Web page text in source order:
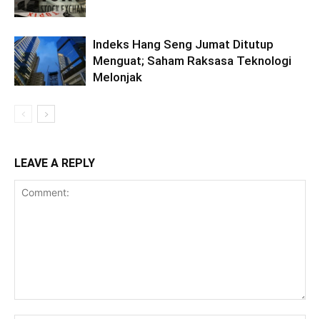
Indeks Hang Seng Jumat Ditutup
Menguat; Saham Raksasa Teknologi
Melonjak
LEAVE A REPLY